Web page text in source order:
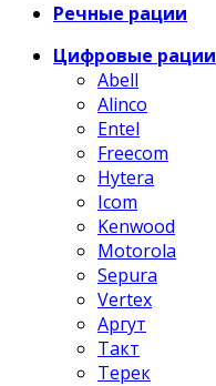
Речные рации
Цифровые рации
Abell
Alinco
Entel
Freecom
Hytera
Icom
Kenwood
Motorola
Sepura
Vertex
Аргут
Такт
Терек